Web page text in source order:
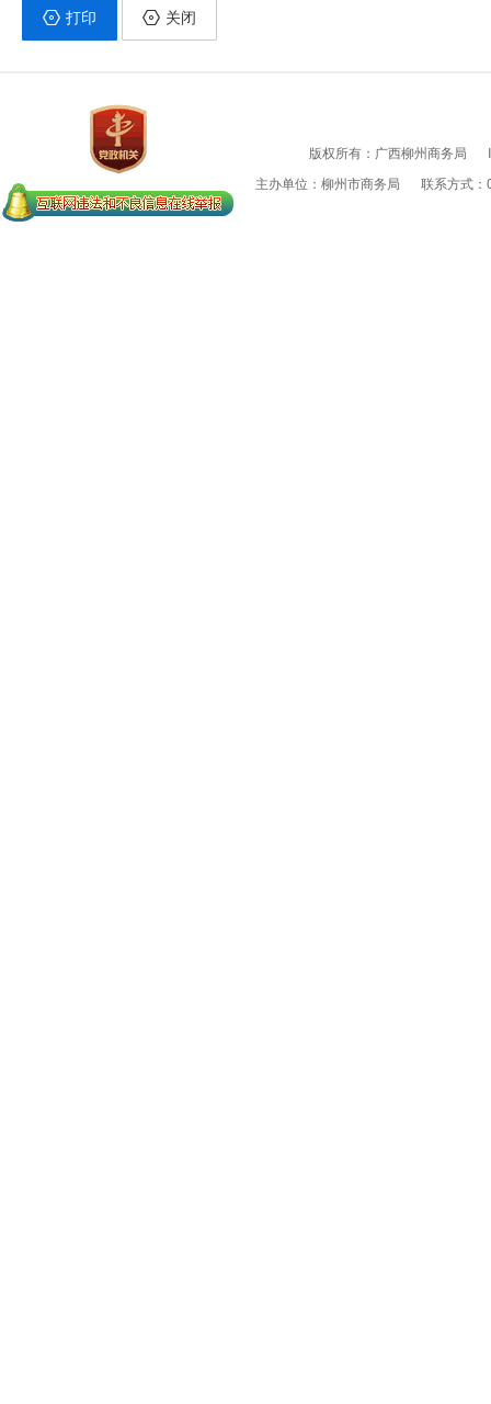
打印 关闭
版权所有：广西柳州商务局
主办单位：柳州市商务局
联系方式